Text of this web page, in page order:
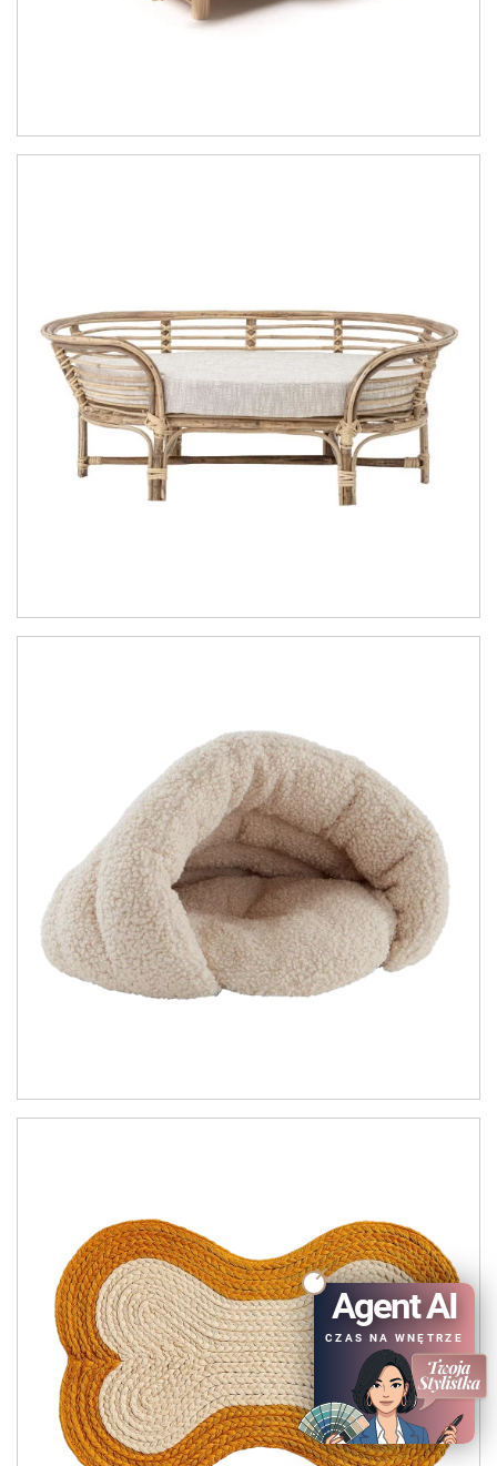
Agent AI
CZAS NA WNĘTRZE